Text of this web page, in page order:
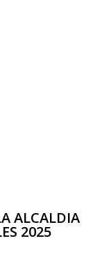
ALCALDIA
2025